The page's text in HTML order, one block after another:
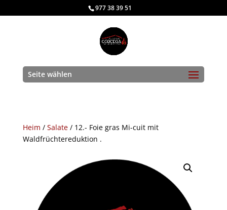
977 38 39 51
Seite wählen
Heim / Salate/ 12.- Foie gras Mi-cuit mit
Waldfrüchtereduktion .